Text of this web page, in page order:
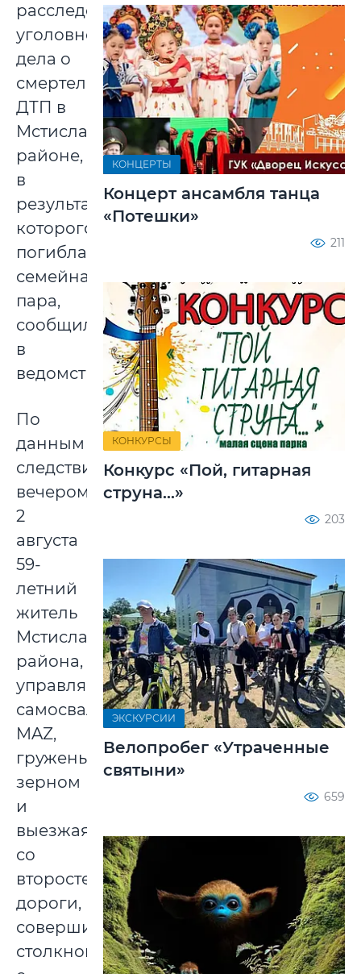
расследование
уголовного
дела о
смертельном
ДТП в
Мстиславском
районе,
в
результате
которого
погибла
семейная
пара,
сообщили
в
ведомстве.
По
данным
следствия,
вечером
2
августа
59-
летний
житель
Мстиславского
района,
управляя
самосвалом
MAZ,
груженым
зерном
и
выезжая
со
второстепенной
дороги,
совершил
столкновение
КОНЦЕРТЫ
Концерт ансамбля танца
«Потешки»
211
КОНКУРСЫ
Конкурс «Пой, гитарная
струна...»
203
ЭКСКУРСИИ
Велопробег «Утраченные
святыни»
659